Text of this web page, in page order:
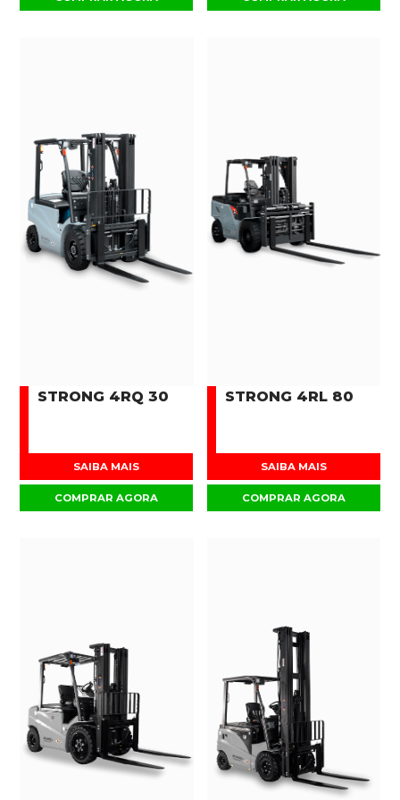
STRONG 4RQ 30
SAIBA MAIS
COMPRAR AGORA
STRONG 4RL 80
SAIBA MAIS
COMPRAR AGORA